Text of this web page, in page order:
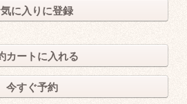
に入りに登録
カートに入れる
今すぐ予約